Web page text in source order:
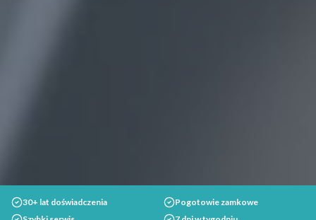
30+ lat doświadczenia
Pogotowie zamkowe